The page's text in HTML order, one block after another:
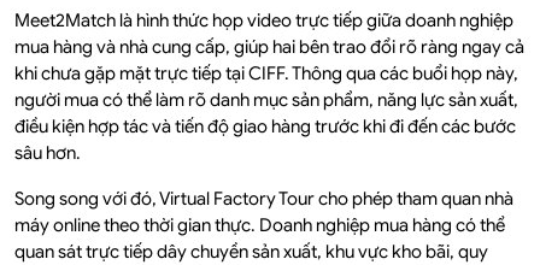
Meet2Match là hình thức họp video trực tiếp giữa doanh nghiệp
mua hàng và nhà cung cấp, giúp hai bên trao đổi rõ ràng ngay cả
khi chưa gặp mặt trực tiếp tại CIFF. Thông qua các buổi họp này,
người mua có thể làm rõ danh mục sản phẩm, năng lực sản xuất,
điều kiện hợp tác và tiến độ giao hàng trước khi đi đến các bước
sâu hơn.
Song song với đó, Virtual Factory Tour cho phép tham quan nhà
máy online theo thời gian thực. Doanh nghiệp mua hàng có thể
quan sát trực tiếp dây chuyền sản xuất, khu vực kho bãi, quy